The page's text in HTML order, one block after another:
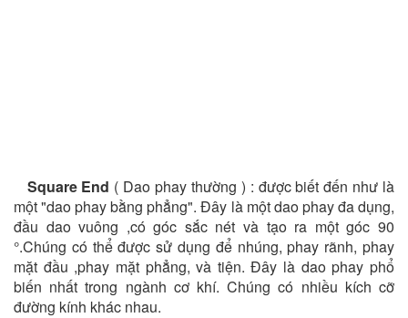
Square End ( Dao phay thường ) : được biết đến như là
một "dao phay bằng phẳng". Đây là một dao phay đa dụng,
đầu dao vuông ,có góc sắc nét và tạo ra một góc 90
°.Chúng có thể được sử dụng để nhúng, phay rãnh, phay
mặt đầu ,phay mặt phẳng, và tiện. Đây là dao phay phổ
biến nhất trong ngành cơ khí. Chúng có nhiều kích cỡ
đường kính khác nhau.